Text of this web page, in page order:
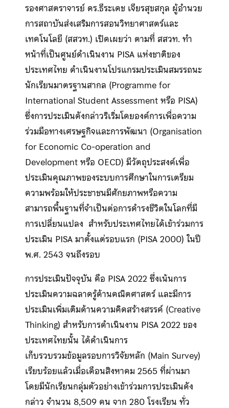
รองศาสตราจารย์ ดร.ธีระเดช เจียรสุขสกุล ผู้อำนวย
การสถาบันส่งเสริมการสอนวิทยาศาสตร์และ
เทคโนโลยี (สสวท.) เปิดเผยว่า ตามที่ สสวท. ทำ
หน้าที่เป็นศูนย์ดำเนินงาน PISA แห่งชาติของ
ประเทศไทย ดำเนินงานโปรแกรมประเมินสมรรถนะ
นักเรียนมาตรฐานสากล (Programme for
International Student Assessment หรือ PISA)
ซึ่งการประเมินดังกล่าวริเริ่มโดยองค์การเพื่อความ
ร่วมมือทางเศรษฐกิจและการพัฒนา (Organisation
for Economic Co-operation and
Development หรือ OECD) มีวัตถุประสงค์เพื่อ
ประเมินคุณภาพของระบบการศึกษาในการเตรียม
ความพร้อมให้ประชาชนมีศักยภาพหรือความ
สามารถพื้นฐานที่จำเป็นต่อการดำรงชีวิตในโลกที่มี
การเปลี่ยนแปลง สำหรับประเทศไทยได้เข้าร่วมการ
ประเมิน PISA มาตั้งแต่รอบแรก (PISA 2000) ในปี
พ.ศ. 2543 จนถึงรอบ
การประเมินปัจจุบัน คือ PISA 2022 ซึ่งเน้นการ
ประเมินความฉลาดรู้ด้านคณิตศาสตร์ และมีการ
ประเมินเพิ่มเติมด้านความคิดสร้างสรรค์ (Creative
Thinking) สำหรับการดำเนินงาน PISA 2022 ของ
ประเทศไทยนั้น ได้ดำเนินการ
เก็บรวบรวมข้อมูลรอบการวิจัยหลัก (Main Survey)
เรียบร้อยแล้วเมื่อเดือนสิงหาคม 2565 ที่ผ่านมา
โดยมีนักเรียนกลุ่มตัวอย่างเข้าร่วมการประเมินดัง
กล่าว จำนวน 8,509 คน จาก 280 โรงเรียน ทั่ว